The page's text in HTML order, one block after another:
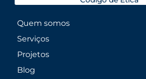
Quem somos
Serviços
Projetos
Blog